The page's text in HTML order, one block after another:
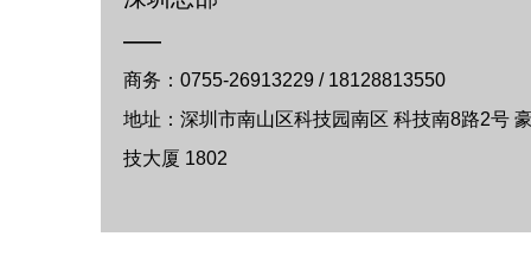
——
商务：0755-26913229 / 18128813550
地址：深圳市南山区科技园南区 科技南8路2号
技大厦 1802